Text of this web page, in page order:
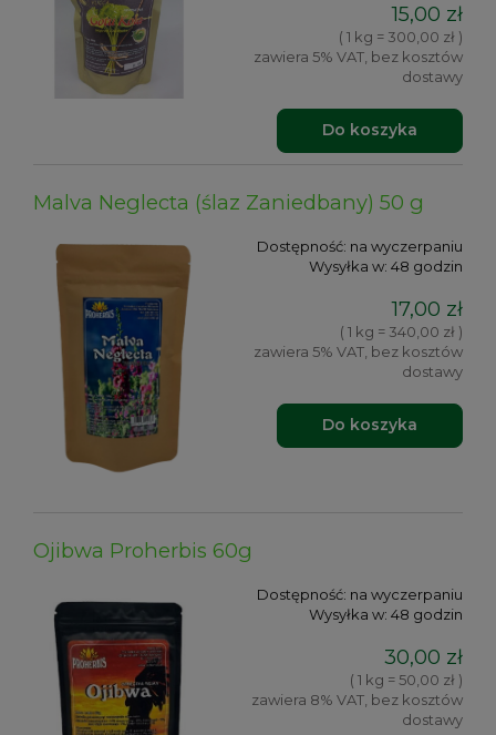
15,00 zł
( 1 kg = 300,00 zł )
zawiera 5% VAT, bez kosztów
dostawy
Do koszyka
Malva Neglecta (ślaz Zaniedbany) 50 g
Dostępność: na wyczerpaniu
Wysyłka w: 48 godzin
17,00 zł
( 1 kg = 340,00 zł )
zawiera 5% VAT, bez kosztów
dostawy
Do koszyka
Ojibwa Proherbis 60g
Dostępność: na wyczerpaniu
Wysyłka w: 48 godzin
30,00 zł
( 1 kg = 50,00 zł )
zawiera 8% VAT, bez kosztów
dostawy